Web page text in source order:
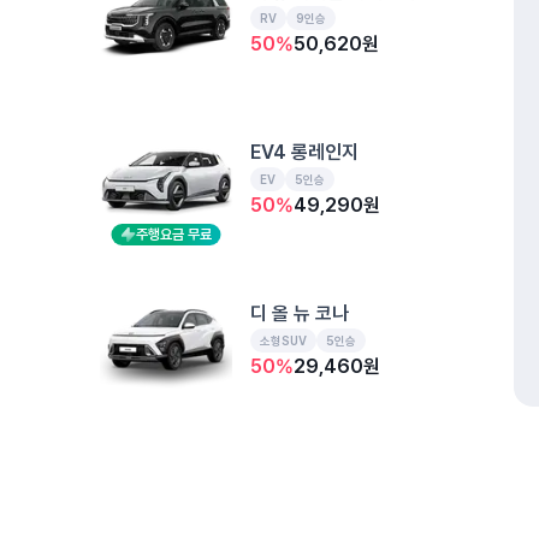
RV 9인승
50%50,620원
주행요금 무료
EV4 롱레인지
EV 5인승
50%49,290원
디 올 뉴 코나
소형SUV 5인승
50%29,460원